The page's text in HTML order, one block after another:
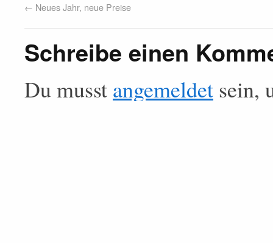
← Neues Jahr, neue Preise
Schreibe einen
Du musst angemeldet sein,